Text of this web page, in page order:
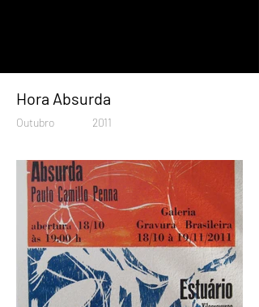
Hora Absurda
Outubro 2011